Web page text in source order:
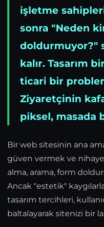
işletme
sonra "Neden
doldurmuyor?"
kalır. Tasarım
ticari bir
Ziyaretçinin
piksel, masada
Bir web sitesinin ana
güven vermek ve
alma, arama, form
Ancak "estetik"
tasarım tercihleri,
baltalayarak sitenizi bir